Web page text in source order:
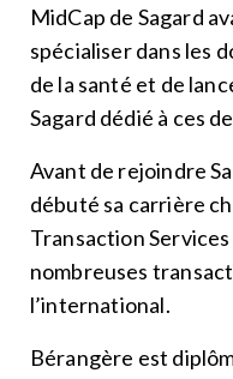
MidCap de Sagard
spécialiser dans les
de la santé et de
Sagard dédié à ces
Avant de rejoindre
débuté sa carrière
Transaction
nombreuses
l’international.
Bérangère est